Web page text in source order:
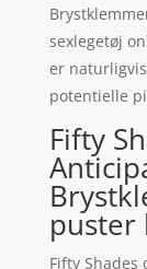
sexlegetøj
er
potentielle
Fifty
puster
Fifty Shades